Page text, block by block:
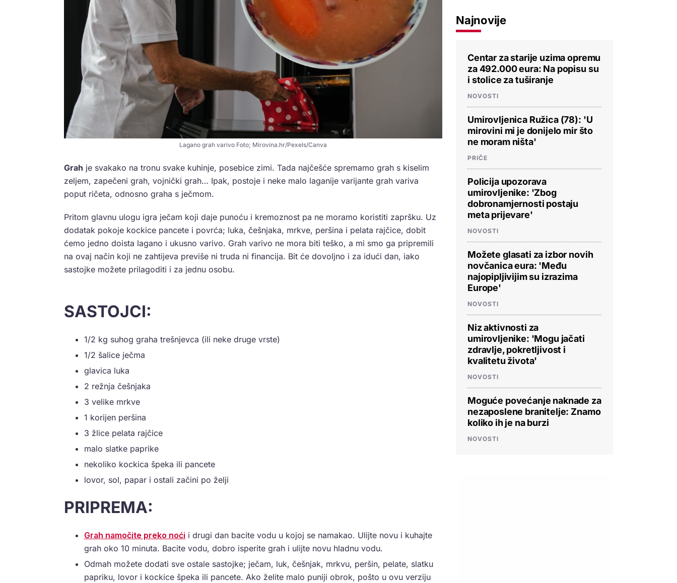
Lagano grah varivo Foto; Mirovina.hr/Pexels/Canva
Grah je svakako na tronu svake kuhinje, posebice zimi. Tada najčešće spremamo grah s kiselim
zeljem, zapečeni grah, vojnički grah… Ipak, postoje i neke malo laganije varijante grah variva
poput ričeta, odnosno graha s ječmom.
Pritom glavnu ulogu igra ječam koji daje punoću i kremoznost pa ne moramo koristiti zapršku. Uz
dodatak pokoje kockice pancete i povrća; luka, češnjaka, mrkve, peršina i pelata rajčice, dobit
ćemo jedno doista lagano i ukusno varivo. Grah varivo ne mora biti teško, a mi smo ga pripremili
na ovaj način koji ne zahtijeva previše ni truda ni financija. Bit će dovoljno i za idući dan, iako
sastojke možete prilagoditi i za jednu osobu.
SASTOJCI:
1/2 kg suhog graha trešnjevca (ili neke druge vrste)
1/2 šalice ječma
glavica luka
2 režnja češnjaka
3 velike mrkve
1 korijen peršina
3 žlice pelata rajčice
malo slatke paprike
nekoliko kockica špeka ili pancete
lovor, sol, papar i ostali začini po želji
PRIPREMA:
Grah namočite preko noći i drugi dan bacite vodu u kojoj se namakao. Ulijte novu i kuhajte
grah oko 10 minuta. Bacite vodu, dobro isperite grah i ulijte novu hladnu vodu.
Odmah možete dodati sve ostale sastojke; ječam, luk, češnjak, mrkvu, peršin, pelate, slatku
papriku, lovor i kockice špeka ili pancete. Ako želite malo puniji obrok, pošto u ovu verziju
Najnovije
Centar za starije uzima opremu
za 492.000 eura: Na popisu su
i stolice za tuširanje
NOVOSTI
Umirovljenica Ružica (78): 'U
mirovini mi je donijelo mir što
ne moram ništa'
PRIČE
Policija upozorava
umirovljenike: 'Zbog
dobronamjernosti postaju
meta prijevare'
NOVOSTI
Možete glasati za izbor novih
novčanica eura: 'Među
najopipljivijim su izrazima
Europe'
NOVOSTI
Niz aktivnosti za
umirovljenike: 'Mogu jačati
zdravlje, pokretljivost i
kvalitetu života'
NOVOSTI
Moguće povećanje naknade za
nezaposlene branitelje: Znamo
koliko ih je na burzi
NOVOSTI